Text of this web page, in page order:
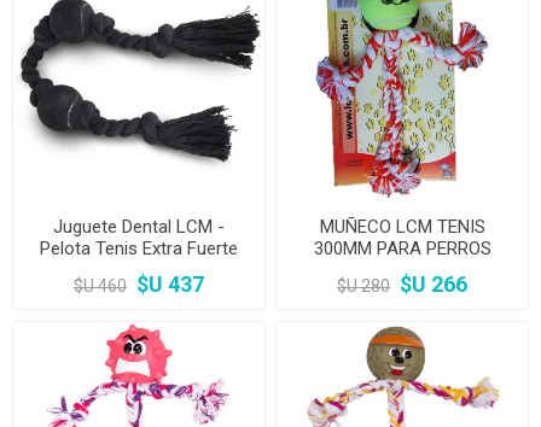
Juguete Dental LCM -
Pelota Tenis Extra Fuerte
$U 460 $U 437
MUÑECO LCM TENIS
300MM PARA PERROS
$U 280 $U 266